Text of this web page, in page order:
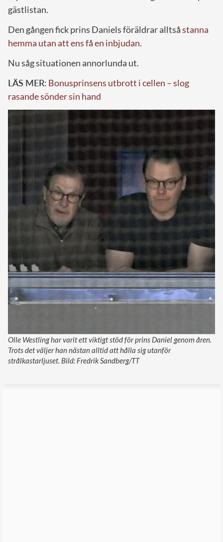
gästlistan.
Den gången fick prins Daniels föräldrar alltsåstanna
hemma utan att ens få en inbjudan.
Nu såg situationen annorlunda ut.
LÄS MER: Bonusprinsens utbrott i cellen – slog
rasande sönder sin hand
Olle Westling har varit ett viktigt stöd för prins Daniel genom åren.
Trots det väljer han nästan alltid att hålla sig utanför
strålkastarljuset. Bild: Fredrik Sandberg/TT